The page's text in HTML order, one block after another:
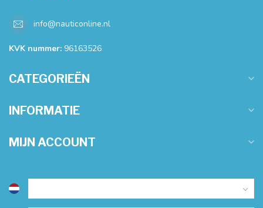
info@nauticonline.nl
KVK nummer: 96163526
CATEGORIEËN
INFORMATIE
MIJN ACCOUNT